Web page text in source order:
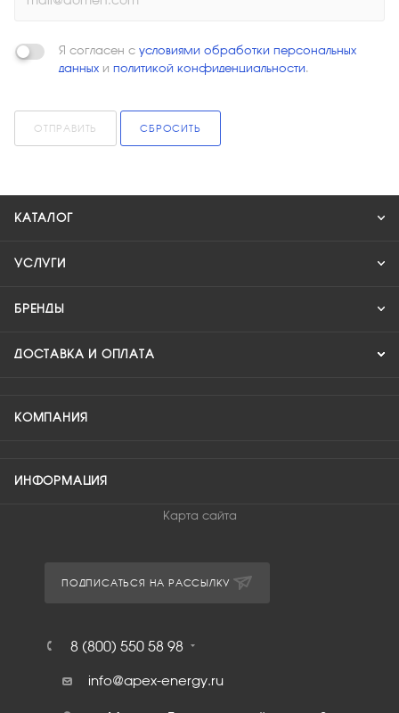
Я согласен с условиями обработки персональных
данных и политикой конфиденциальности.
ОТПРАВИТЬ СБРОСИТЬ
КАТАЛОГ
УСЛУГИ
БРЕНДЫ
ДОСТАВКА И ОПЛАТА
КОМПАНИЯ
ИНФОРМАЦИЯ
Карта сайта
ПОДПИСАТЬСЯ НА РАССЫЛКУ
8 (800) 550 58 98
info@apex-energy.ru